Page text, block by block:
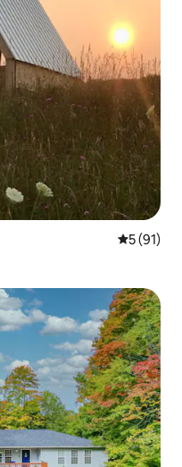
Note
5 (91)
plus aimés